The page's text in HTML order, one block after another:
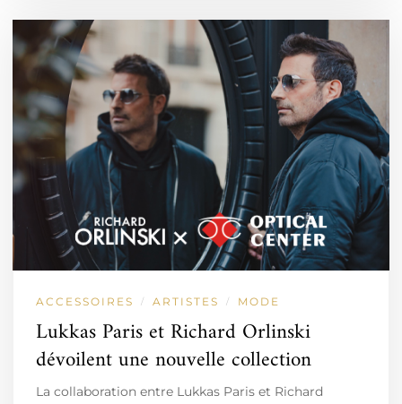
ACCESSOIRES / ARTISTES / MODE
Lukkas Paris et Richard Orlinski
dévoilent une nouvelle collection
La collaboration entre Lukkas Paris et Richard